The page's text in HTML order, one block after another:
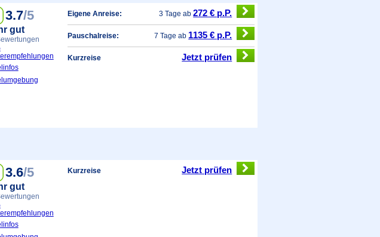
3.7/5
gut
Eigene Anreise: 3 Tage ab272 € p.P.
Pauschalreise: 7 Tage ab 1135 € p.P.
Kurzreise Jetzt prüfen
3.6/5
gut
Kurzreise Jetzt prüfen